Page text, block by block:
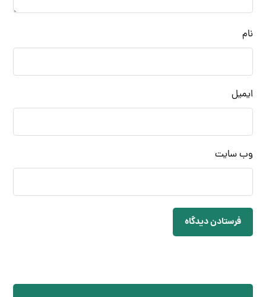
نام
ایمیل
وب‌ سایت
فرستادن دیدگاه